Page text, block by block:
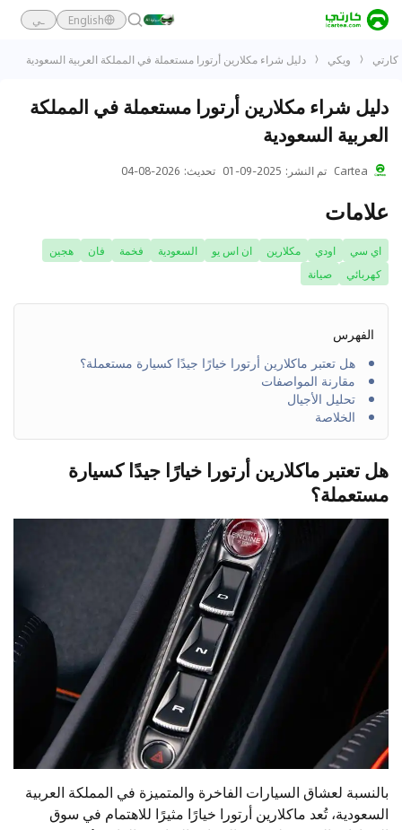
English ـي
كارتي ويكي دليل شراء مكلارين أرتورا مستعملة في المملكة العربية السعودية
دليل شراء مكلارين أرتورا مستعملة في المملكة
العربية السعودية
Cartea تم النشر :
2025-09-01 تحديث:
2026-08-04
علامات
اي سي اودي مكلارين ان اس يو السعودية فخمة فان
هجين
كهربائي
صيانة
الفهرس
هل تعتبر ماكلارين أرتورا خيارًا جيدًا كسيارة مستعملة؟
مقارنة المواصفات
تحليل الأجيال
الخلاصة
هل تعتبر ماكلارين أرتورا خيارًا جيدًا كسيارة
مستعملة؟
بالنسبة لعشاق السيارات الفاخرة والمتميزة في المملكة العربية
السعودية، تُعد ماكلارين أرتورا خيارًا مثيرًا للاهتمام في سوق